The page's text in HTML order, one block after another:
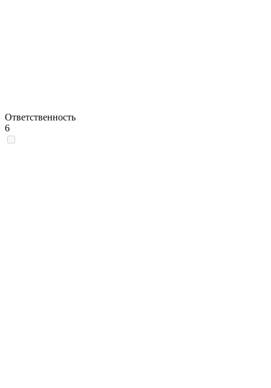
Ответственность
6